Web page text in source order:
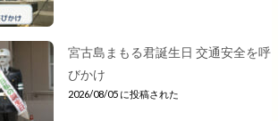
宮古島まもる君誕生日 交通安全を呼
びかけ
2026/08/05 に投稿された